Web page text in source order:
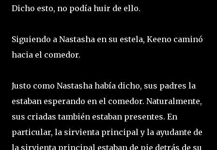
Dicho esto, no podía huir de ello.
Siguiendo a Nastasha en su estela, Keeno caminó
hacia el comedor.
Justo como Nastasha había dicho, sus padres la
estaban esperando en el comedor. Naturalmente,
sus criadas también estaban presentes. En
particular, la sirvienta principal y la ayudante de
la sirvienta principal estaban de pie detrás de su